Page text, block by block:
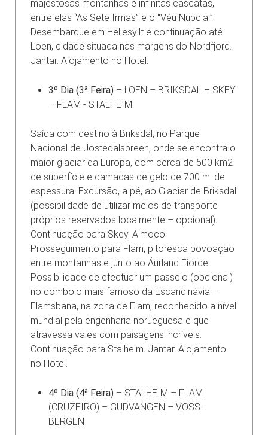
majestosas montanhas e infinitas cascatas,
entre elas “As Sete Irmãs” e o “Véu Nupcial”.
Desembarque em Hellesyilt e continuação até
Loen, cidade situada nas margens do Nordfjord.
Jantar. Alojamento no Hotel.
3º Dia (3ª Feira) – LOEN – BRIKSDAL – SKEY
– FLAM - STALHEIM
Saída com destino à Briksdal, no Parque
Nacional de Jostedalsbreen, onde se encontra o
maior glaciar da Europa, com cerca de 500 km2
de superfície e camadas de gelo de 700 m. de
espessura. Excursão, a pé, ao Glaciar de Briksdal
(possibilidade de utilizar meios de transporte
próprios reservados localmente – opcional).
Continuação para Skey. Almoço.
Prosseguimento para Flam, pitoresca povoação
entre montanhas e junto ao Áurland Fiorde.
Possibilidade de efectuar um passeio (opcional)
no comboio mais famoso da Escandinávia –
Flamsbana, na zona de Flam, reconhecido a nível
mundial pela engenharia norueguesa e que
atravessa vales com paisagens incríveis.
Continuação para Stalheim. Jantar. Alojamento
no Hotel.
4º Dia (4ª Feira) – STALHEIM – FLAM
(CRUZEIRO) – GUDVANGEN – VOSS -
BERGEN